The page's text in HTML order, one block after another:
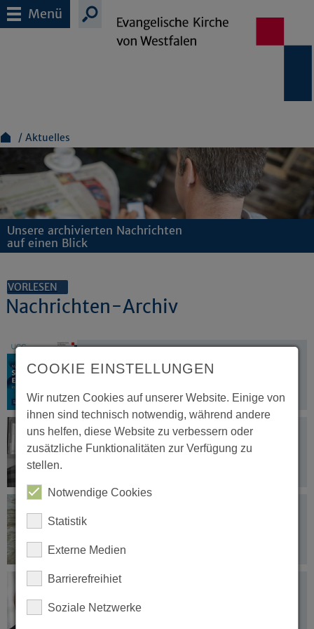
Menü
Aktuelles
Unsere archivierten Nachrichten
auf einen Blick
VORLESEN
Nachrichten-Archiv
„Macht es euch nicht zu einfach!”
18.07.2022
Abschied von Pfarrer i.R. Heinz-Georg
Weiter füreinander einstehen
10.07.2022
Kirchliche Trauung ohne
Kirchenmitgliedschaft
COOKIE EINSTELLUNGEN
Wir nutzen Cookies auf unserer Website. Einige von
ihnen sind technisch notwendig, während andere
uns helfen, diese Website zu verbessern oder
zusätzliche Funktionalitäten zur Verfügung zu
stellen.
Notwendige Cookies
Statistik
Externe Medien
Barrierefreihiet
Soziale Netzwerke